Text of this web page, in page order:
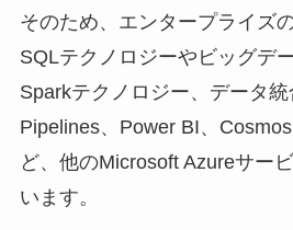
そのため、エンタープライズ
SQLテクノロジーやビッグデ
Sparkテクノロジー、データ
Pipelines、Power BI、
ど、他のMicrosoft Azureサー
います。